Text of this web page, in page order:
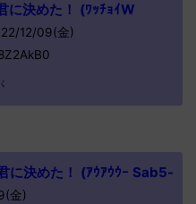
に決めた！ (ﾜｯﾁｮｲW
12/09(金)
に決めた！ (ｱｳｱｳｳｰ Sab5-
金)